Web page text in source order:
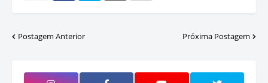
Postagem Anterior Próxima Postagem